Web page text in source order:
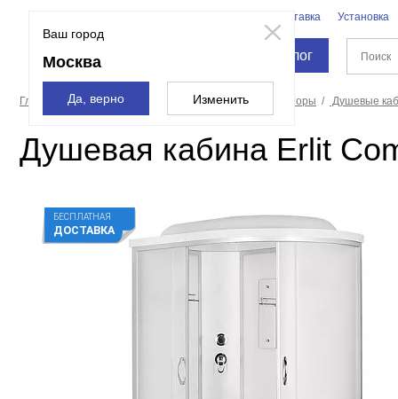
Ваш город
Москва
Да, верно Изменить
Доставка Установка
Каталог
Главная страница Душевые кабины, углы, двери, шторы Душевые
Душевая кабина Erlit
БЕСПЛАТНАЯ
ДОСТАВКА